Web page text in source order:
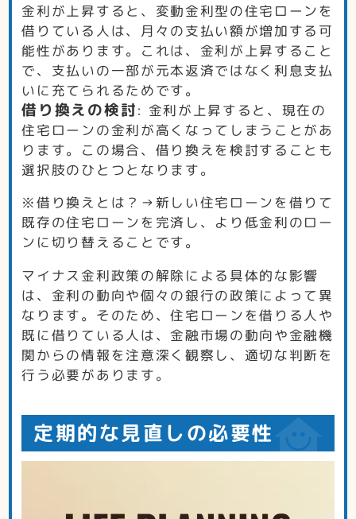
金利が上昇すると、変動金利型の住宅ローンを
借りている人は、月々の支払い額が増加する可
能性があります。これは、金利が上昇すること
で、支払いの一部が元本返済ではなく利息支払
いに充てられるためです。
借り換えの検討: 金利が上昇すると、現在の
住宅ローンの金利が高くなってしまうことがあ
ります。この場合、借り換えを検討することも
選択肢のひとつとなります。
※借り換えとは？→新しい住宅ローンを借りて
既存の住宅ローンを完済し、より低金利のロー
ンに切り替えることです。
マイナス金利政策の解除による具体的な影響
は、金利の動向や個々の銀行の政策によって異
なります。そのため、住宅ローンを借りる人や
既に借りている人は、金融市場の動向や金融機
関からの情報を注意深く観察し、適切な判断を
行う必要があります。
定期的な見直しの必要性